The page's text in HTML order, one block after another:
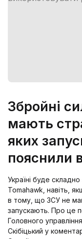
Збройні
мають
яких
пояснили
Україні буде
Tomahawk, навіть,
в тому, що ЗСУ не
запускають. Про це
Головного
Скібіцький у